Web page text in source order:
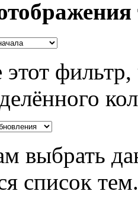
этот
выбрать
список тем.